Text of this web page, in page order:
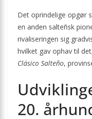
Det oprindelige opgør
en anden salteñsk
rivaliseringen sig
hvilket gav ophav til
Clásico Salteño,
20.